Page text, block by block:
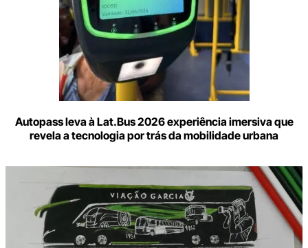
Autopass leva à Lat.Bus 2026 experiência imersiva que
revela a tecnologia por trás da mobilidade urbana